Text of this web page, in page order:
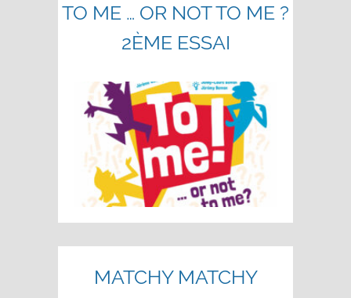
TO ME … OR NOT TO ME ?
2ÈME ESSAI
MATCHY MATCHY